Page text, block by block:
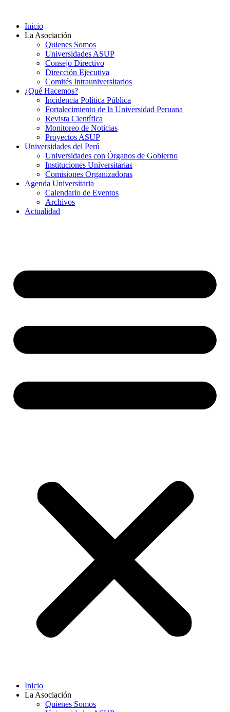
contenido
Inicio
La Asociación
Quienes Somos
Universidades ASUP
Consejo Directivo
Dirección Ejecutiva
Comités Intrauniversitarios
¿Qué Hacemos?
Incidencia Política Pública
Fortalecimiento de la Universidad Peruana
Revista Científica
Monitoreo de Noticias
Proyectos ASUP
Universidades del Perú
Universidades con Órganos de Gobierno
Instituciones Universitarias
Comisiones Organizadoras
Agenda Universitaria
Calendario de Eventos
Archivos
Actualidad
Inicio
La Asociación
Quienes Somos